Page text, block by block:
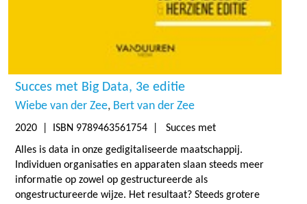
Succes met Big Data, 3e editie
Wiebe van der Zee Bert van der Zee
2020 | ISBN 9789463561754 | Succes met
Alles is data in onze gedigitaliseerde maatschappij.
Individuen organisaties en apparaten slaan steeds meer
informatie op zowel op gestructureerde als
ongestructureerde wijze. Het resultaat? Steeds grotere